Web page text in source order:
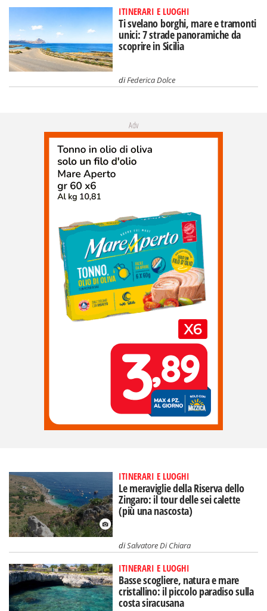
ITINERARI E LUOGHI
Ti svelano borghi, mare e tramonti
unici: 7 strade panoramiche da
scoprire in Sicilia
diFederica Dolce
Adv
ITINERARI E LUOGHI
Le meraviglie della Riserva dello
Zingaro: il tour delle sei calette
(più una nascosta)
diSalvatore Di Chiara
ITINERARI E LUOGHI
Basse scogliere, natura e mare
cristallino: il piccolo paradiso sulla
costa siracusana